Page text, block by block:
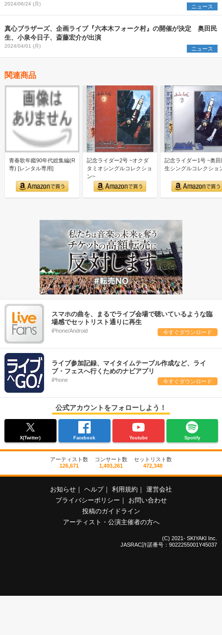
2024/06/24 (月) ニュース
真心ブラザーズ、企画ライブ『六本木フォーク村』の開催が決定 奥田民
生、小泉今日子、斎藤宏介が出演
2024/04/01 (月) ニュース
関連商品
青春歌年鑑90年代総集編(R
専) [レンタル専用]
記念ライダー2号 ~オクダ
タミオシングルコレクショ
ン~
記念ライダー1号 ~奥田
生シングルコレクショ
スマホの曲を、まるでライブ会場で聴いているような臨
場感でセットリスト通りに再生
iPhone/Android 今すぐダウンロード
ライブ参加記録、マイタイムテーブル作成など、ライ
ブ・フェスへ行くためのナビアプリ
iPhone 今すぐダウンロード
公式アカウントをフォローしよう！
X(Twitter) Facebook Youtube Spotify
アーティスト数
126,671
コンサート数
1,493,261
セットリスト数
472,348
お知らせ ヘルプ 利用規約
運営会社
プライバシーポリシー
お問い合わせ
投稿のガイドライン
アーティスト・公演主催者の方へ
(C) 2021- SKIYAKI Inc.
JASRAC許諾番号：9022255001Y45037